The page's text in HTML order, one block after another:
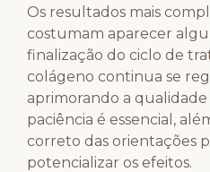
Os resultados mais
costumam aparecer
finalização do ciclo de
colágeno continua se
aprimorando a
paciência é essencial,
correto das orientações
potencializar os efeitos.